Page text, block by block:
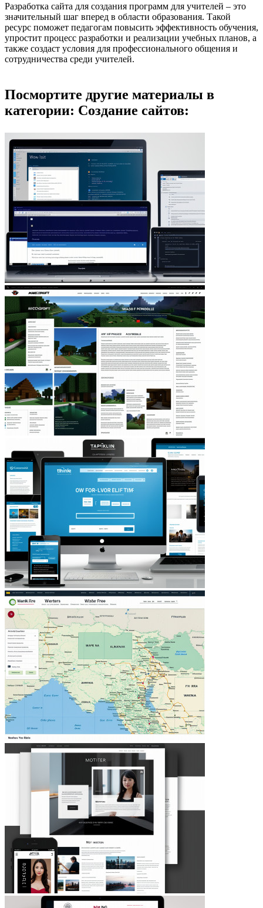
Разработка сайта для создания программ для учителей – это
значительный шаг вперед в области образования. Такой
ресурс поможет педагогам повысить эффективность обучения,
упростит процесс разработки и реализации учебных планов, а
также создаст условия для профессионального общения и
сотрудничества среди учителей.
Посмортите другие материалы в
категории: Создание сайтов: